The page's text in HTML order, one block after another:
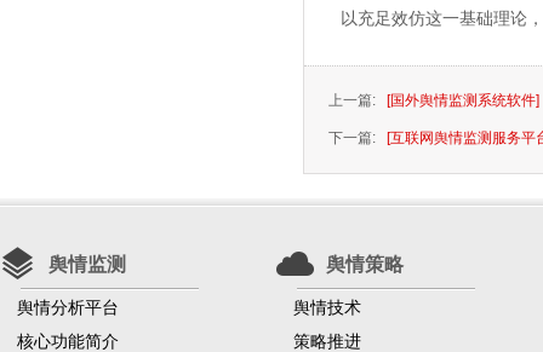
以充足效仿这一基础理论
上一篇: [国外舆情监测系统软件
下一篇: [互联网舆情监测服务
舆情监测
舆情分析平台
核心功能简介
舆情策略
舆情技术
策略推进